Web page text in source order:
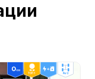
-
ТОП 1 4wd